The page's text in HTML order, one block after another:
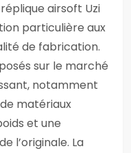
airsoft Uzi
particulière aux
de fabrication.
sur le marché
notamment
matériaux
et une
l’originale. La